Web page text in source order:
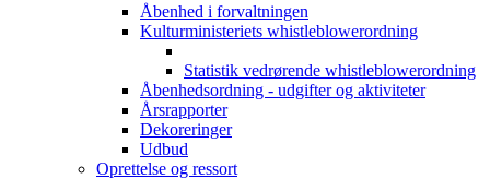
Åbenhed i forvaltningen
Kulturministeriets whistleblowerordning
Statistik vedrørende whistleblowerordning
Åbenhedsordning - udgifter og aktiviteter
Årsrapporter
Dekoreringer
Udbud
Oprettelse og ressort